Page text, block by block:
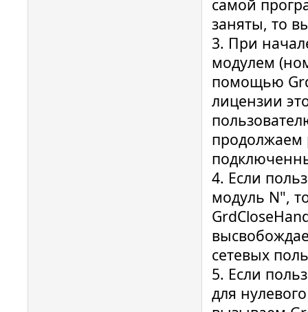
самой
заняты, то
3. При
модулем
помощью
лицензии
продолжаем
4. Если
модуль N",
сетевых
5. Если
для